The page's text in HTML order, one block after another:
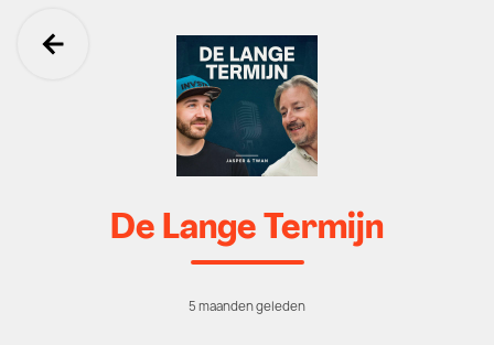
Ga terug
De Lange Termijn
5 maanden geleden